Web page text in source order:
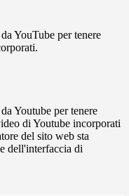
YouTube per tenere
Youtube per tenere
di Youtube incorporati
del sito web sta
dell'interfaccia di